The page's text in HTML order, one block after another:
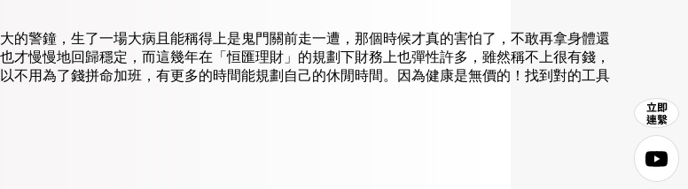
的警鐘，生了一場大病且能稱得上是鬼門關前走一遭，那個時候才真的害怕了，不敢再拿身體還
慢慢地回歸穩定，而這幾年在「恒匯理財」的規劃下財務上也彈性許多，雖然稱不上很有錢，
不用為了錢拼命加班，有更多的時間能規劃自己的休閒時間。因為健康是無價的！找到對的工具